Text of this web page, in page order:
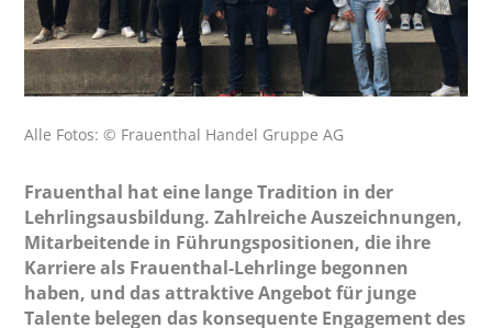
Alle Fotos: © Frauenthal Handel Gruppe AG
Frauenthal hat eine lange Tradition in der
Lehrlingsausbildung. Zahlreiche Auszeichnungen,
Mitarbeitende in Führungspositionen, die ihre
Karriere als Frauenthal-Lehrlinge begonnen
haben, und das attraktive Angebot für junge
Talente belegen das konsequente Engagement des